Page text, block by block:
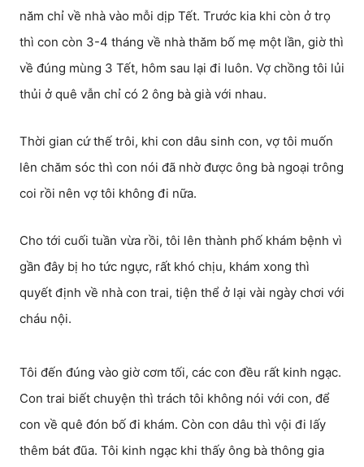
năm chỉ về nhà vào mỗi dịp Tết. Trước kia khi còn ở trọ
thì con còn 3-4 tháng về nhà thăm bố mẹ một lần, giờ thì
về đúng mùng 3 Tết, hôm sau lại đi luôn. Vợ chồng tôi lủi
thủi ở quê vẫn chỉ có 2 ông bà già với nhau.
Thời gian cứ thế trôi, khi con dâu sinh con, vợ tôi muốn
lên chăm sóc thì con nói đã nhờ được ông bà ngoại trông
coi rồi nên vợ tôi không đi nữa.
Cho tới cuối tuần vừa rồi, tôi lên thành phố khám bệnh vì
gần đây bị ho tức ngực, rất khó chịu, khám xong thì
quyết định về nhà con trai, tiện thể ở lại vài ngày chơi với
cháu nội.
Tôi đến đúng vào giờ cơm tối, các con đều rất kinh ngạc.
Con trai biết chuyện thì trách tôi không nói với con, để
con về quê đón bố đi khám. Còn con dâu thì vội đi lấy
thêm bát đũa. Tôi kinh ngạc khi thấy ông bà thông gia